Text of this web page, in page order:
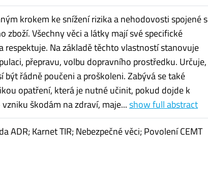
krokem ke snížení rizika a nehodovosti spojené s
zboží. Všechny věci a látky mají své specifické
respektuje. Na základě těchto vlastností stanovuje
přepravu, volbu dopravního prostředku. Určuje,
být řádně poučeni a proškoleni. Zabývá se také
opatření, která je nutné učinit, pokud dojde k
škodám na zdraví, maje...show full abstract
ADR; Karnet TIR; Nebezpečné věci; Povolení CEMT